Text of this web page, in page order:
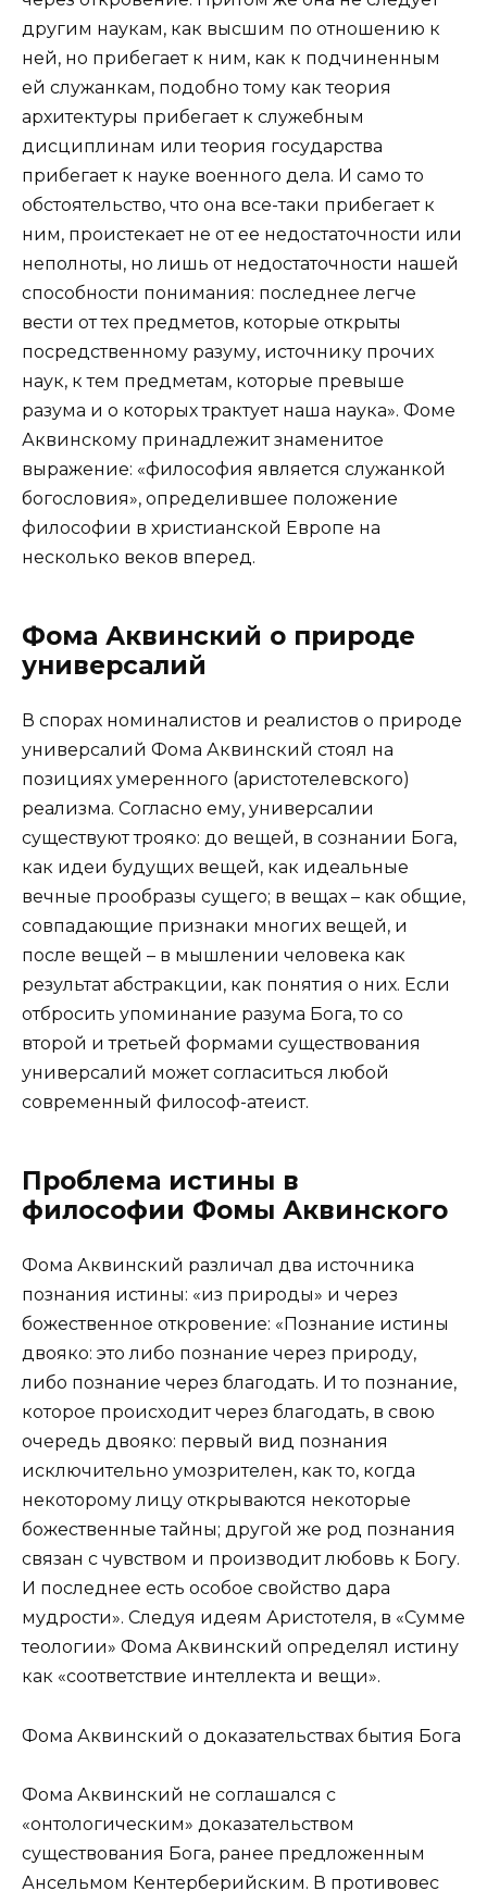
другим наукам, как высшим по отношению к
ней, но прибегает к ним, как к подчиненным
ей служанкам, подобно тому как теория
архитектуры прибегает к служебным
дисциплинам или теория государства
прибегает к науке военного дела. И само то
обстоятельство, что она все-таки прибегает к
ним, проистекает не от ее недостаточности или
неполноты, но лишь от недостаточности нашей
способности понимания: последнее легче
вести от тех предметов, которые открыты
посредственному разуму, источнику прочих
наук, к тем предметам, которые превыше
разума и о которых трактует наша наука». Фоме
Аквинскому принадлежит знаменитое
выражение: «философия является служанкой
богословия», определившее положение
философии в христианской Европе на
несколько веков вперед.
Фома Аквинский о природе
универсалий
В спорах номиналистов и реалистов о природе
универсалий Фома Аквинский стоял на
позициях умеренного (аристотелевского)
реализма. Согласно ему, универсалии
существуют трояко: до вещей, в сознании Бога,
как идеи будущих вещей, как идеальные
вечные прообразы сущего; в вещах – как общие,
совпадающие признаки многих вещей, и
после вещей – в мышлении человека как
результат абстракции, как понятия о них. Если
отбросить упоминание разума Бога, то со
второй и третьей формами существования
универсалий может согласиться любой
современный философ-атеист.
Проблема истины в
философии Фомы Аквинского
Фома Аквинский различал два источника
познания истины: «из природы» и через
божественное откровение: «Познание истины
двояко: это либо познание через природу,
либо познание через благодать. И то познание,
которое происходит через благодать, в свою
очередь двояко: первый вид познания
исключительно умозрителен, как то, когда
некоторому лицу открываются некоторые
божественные тайны; другой же род познания
связан с чувством и производит любовь к Богу.
И последнее есть особое свойство дара
мудрости». Следуя идеям Аристотеля, в «Сумме
теологии» Фома Аквинский определял истину
как «соответствие интеллекта и вещи».
Фома Аквинский о доказательствах бытия Бога
Фома Аквинский не соглашался с
«онтологическим» доказательством
существования Бога, ранее предложенным
Ансельмом Кентерберийским. В противовес